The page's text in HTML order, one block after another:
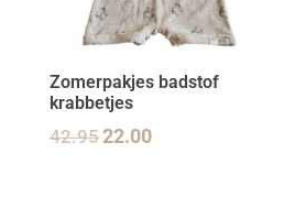
Zomerpakjes badstof
krabbetjes
42.9522.00